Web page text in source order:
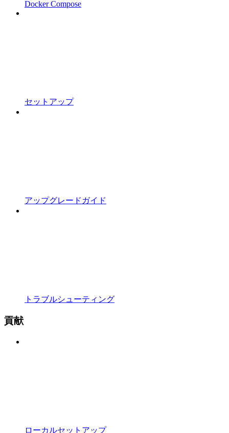
Docker Compose
セットアップ
アップグレードガイド
トラブルシューティング
貢献
ローカルセットアップ